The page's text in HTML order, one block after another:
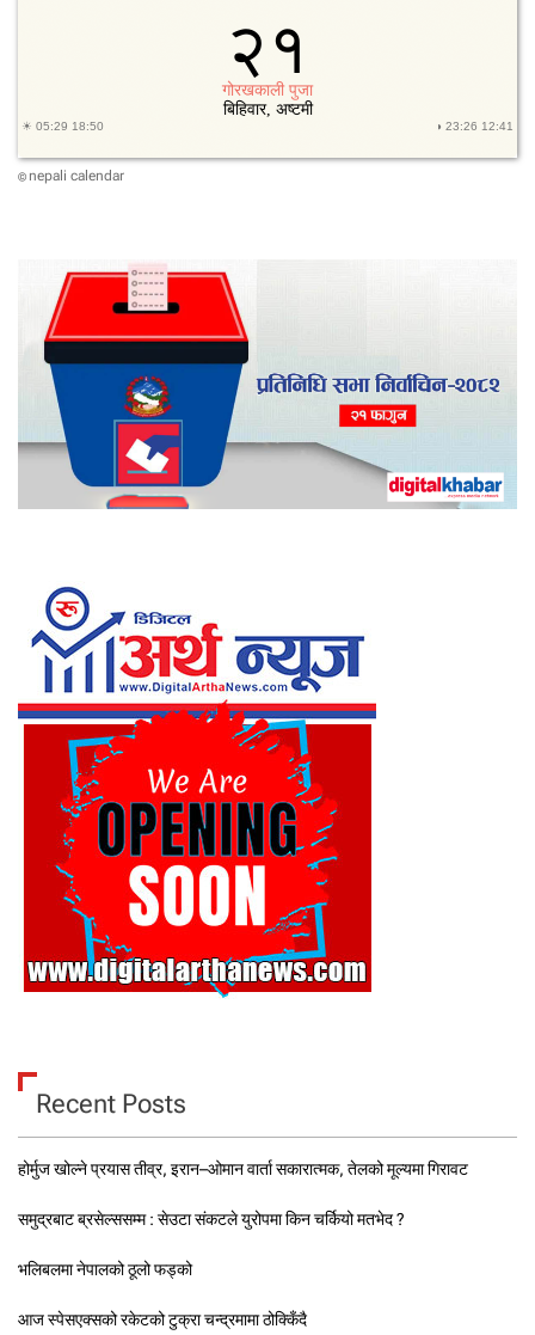
© nepali calendar
Recent Posts
होर्मुज खोल्ने प्रयास तीव्र, इरान–ओमान वार्ता सकारात्मक, तेलको मूल्यमा गिरावट
समुद्रबाट ब्रसेल्ससम्म : सेउटा संकटले युरोपमा किन चर्कियो मतभेद ?
भलिबलमा नेपालको ठूलो फड्को
आज स्पेसएक्सको रकेटको टुक्रा चन्द्रमामा ठोक्किँदै